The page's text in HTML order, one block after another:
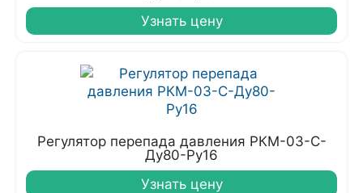
Узнать цену
Регулятор перепада давления РКМ-03-С-
Ду80-Ру16
Узнать цену